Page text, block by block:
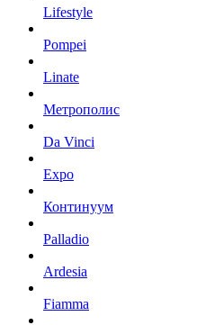
Lifestyle
Pompei
Linate
Метрополис
Da Vinci
Expo
Континуум
Palladio
Ardesia
Fiamma